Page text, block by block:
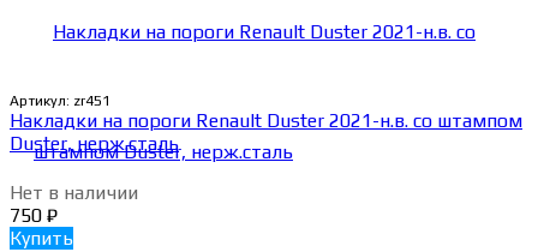
Артикул: zr451
Накладки на пороги Renault Duster 2021-н.в. со штампом
Duster, нерж.сталь
Нет в наличии
750 ₽
Купить